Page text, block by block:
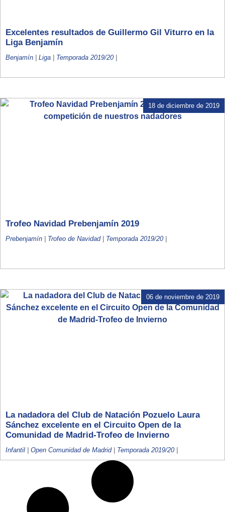
Excelentes resultados de Guillermo Gil Viturro en la
Liga Benjamín
Benjamín | Liga | Temporada 2019/20 |
18 de diciembre de 2019
Trofeo Navidad Prebenjamín 2019
Prebenjamín | Trofeo de Navidad| Temporada 2019/20 |
06 de noviembre de 2019
La nadadora del Club de Natación Pozuelo Laura
Sánchez excelente en el Circuito Open de la
Comunidad de Madrid-Trofeo de Invierno
Infantil | Open Comunidad de Madrid| Temporada 2019/20 |